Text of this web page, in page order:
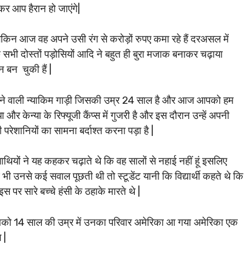
आप हैरान हो जाएंगे|
आज वह अपने उसी रंग से करोड़ों रुपए कमा रहे हैं दरअसल में
दोस्तों पड़ोसियों आदि ने बहुत ही बुरा मजाक बनाकर चढ़ाया
बन चुकी हैं |
वाली न्याकिम गाड़ी जिसकी उम्र 24 साल है और आज आपको हम
और केन्या के रिफ्यूजी कैंप्स में गुजरी है और इस दौरान उन्हें अपनी
का सामना बर्दाश्त करना पड़ा है |
ने यह कहकर चढ़ाते थे कि वह सालों से नहाई नहीं हूं इसलिए
उनसे कई सवाल पूछती थी तो स्टूडेंट यानी कि विद्यार्थी कहते थे कि
पर सारे बच्चे हंसी के ठहाके मारते थे |
साल की उम्र में उनका परिवार अमेरिका आ गया अमेरिका एक